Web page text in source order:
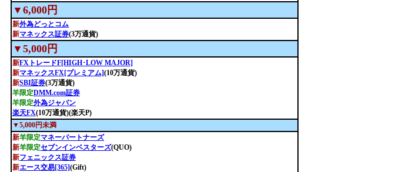
▼6,000円
新外為どっとコム
新マネックス証券(3万通貨)
▼5,000円
新FXトレードF[HIGH･LOW MAJOR]
新マネックスFX[プレミアム](10万通貨)
新SBI証券(3万通貨)
羊限定DMM.com証券
羊限定外為ジャパン
楽天FX(10万通貨)(楽天P)
▼5,000円未満
新羊限定マネーパートナーズ
新羊限定セブンインベスターズ(QUO)
新フェニックス証券
新エース交易[365](Gift)